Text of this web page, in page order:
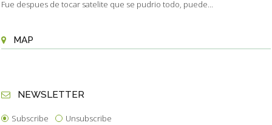
Fue despues de tocar satelite que se pudrio todo, puede...
MAP
NEWSLETTER
Subscribe Unsubscribe